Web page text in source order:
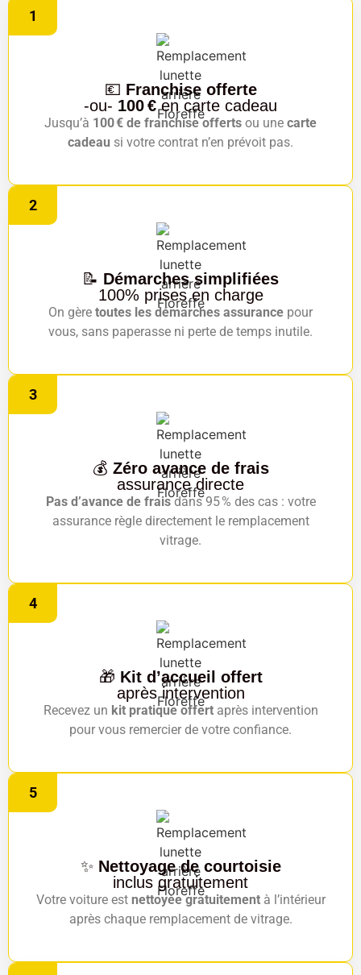
1
💶 Franchise offerte
-ou- 100 €en carte cadeau
Jusqu’à 100 € de franchise offerts ou une carte
cadeau si votre contrat n’en prévoit pas.
2
📝 Démarches simplifiées
100% prises en charge
On gère toutes les démarches assurance pour
vous, sans paperasse ni perte de temps inutile.
3
💰 Zéro avance de frais
assurance directe
Pas d’avance de fraisdans 95 % des cas : votre
assurance règle directement le remplacement
vitrage.
4
🎁 Kit d’accueil offert
après intervention
Recevez un kit pratique offertaprès intervention
pour vous remercier de votre confiance.
5
✨ Nettoyage de courtoisie
inclus gratuitement
Votre voiture est nettoyée gratuitementà l’intérieur
après chaque remplacement de vitrage.